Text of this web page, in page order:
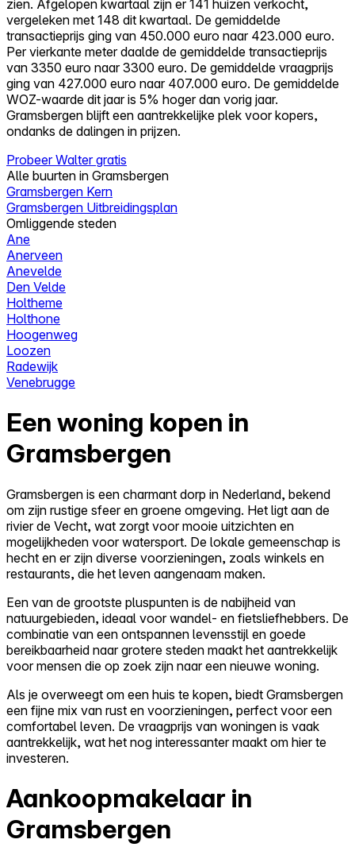
Reviews
Prijzen
Log in
Probeer Walter gratis
zien. Afgelopen kwartaal zijn er 141 huizen verkocht,
vergeleken met 148 dit kwartaal. De gemiddelde
transactieprijs ging van 450.000 euro naar 423.000 euro.
Per vierkante meter daalde de gemiddelde transactieprijs
van 3350 euro naar 3300 euro. De gemiddelde vraagprijs
ging van 427.000 euro naar 407.000 euro. De gemiddelde
WOZ-waarde dit jaar is 5% hoger dan vorig jaar.
Gramsbergen blijft een aantrekkelijke plek voor kopers,
ondanks de dalingen in prijzen.
Probeer Walter gratis
Alle buurten in Gramsbergen
Gramsbergen Kern
Gramsbergen Uitbreidingsplan
Omliggende steden
Ane
Anerveen
Anevelde
Den Velde
Holtheme
Holthone
Hoogenweg
Loozen
Radewijk
Venebrugge
Een woning kopen in
Gramsbergen
Gramsbergen is een charmant dorp in Nederland, bekend
om zijn rustige sfeer en groene omgeving. Het ligt aan de
rivier de Vecht, wat zorgt voor mooie uitzichten en
mogelijkheden voor watersport. De lokale gemeenschap is
hecht en er zijn diverse voorzieningen, zoals winkels en
restaurants, die het leven aangenaam maken.
Een van de grootste pluspunten is de nabijheid van
natuurgebieden, ideaal voor wandel- en fietsliefhebbers. De
combinatie van een ontspannen levensstijl en goede
bereikbaarheid naar grotere steden maakt het aantrekkelijk
voor mensen die op zoek zijn naar een nieuwe woning.
Als je overweegt om een huis te kopen, biedt Gramsbergen
een fijne mix van rust en voorzieningen, perfect voor een
comfortabel leven. De vraagprijs van woningen is vaak
aantrekkelijk, wat het nog interessanter maakt om hier te
investeren.
Aankoopmakelaar in
Gramsbergen